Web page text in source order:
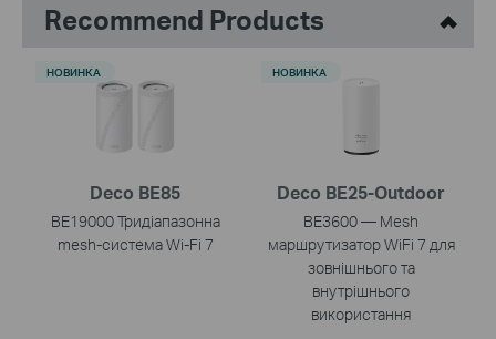
Recommend Products
Deco BE85
BE19000 Тридіапазонна
mesh-система Wi-Fi 7
НОВИНКА
Deco BE25-Outdoor
BE3600 — Mesh
маршрутизатор WiFi 7 для
зовнішнього та
внутрішнього
використання
НОВИНКА